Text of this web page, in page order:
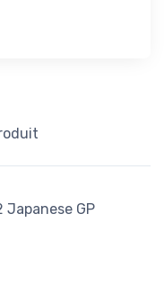
Japanese GP